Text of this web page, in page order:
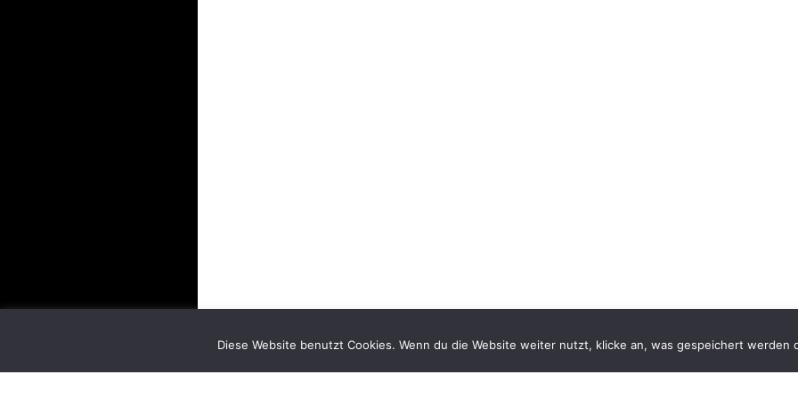
“Accept”, you consent to the use of ALL the cookies.Diese Website benutzt Cookies. Wenn du die Website weiter nutzt, klicke an, was gespeichert werden